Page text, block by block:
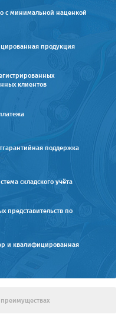
с минимальной наценкой
продукция
клиентов
поддержка
складского учёта
представительств по
и квалифицированная